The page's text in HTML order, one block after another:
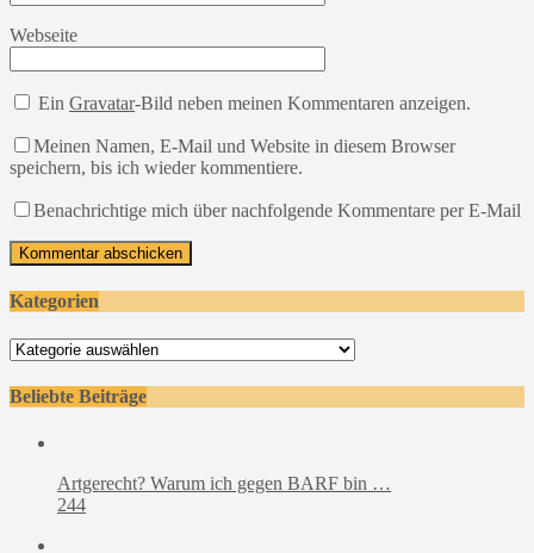
Webseite
EinGravatar-Bild neben meinen Kommentaren anzeigen.
Meinen Namen, E-Mail und Website in diesem Browser
speichern, bis ich wieder kommentiere.
Benachrichtige mich über nachfolgende Kommentare per E-Mail
Kategorien
Kategorien
Beliebte Beiträge
Artgerecht? Warum ich gegen BARF bin …
244